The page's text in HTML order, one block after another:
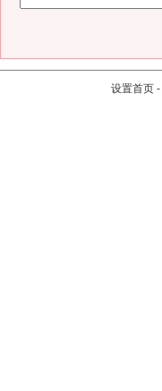
设置首页 -